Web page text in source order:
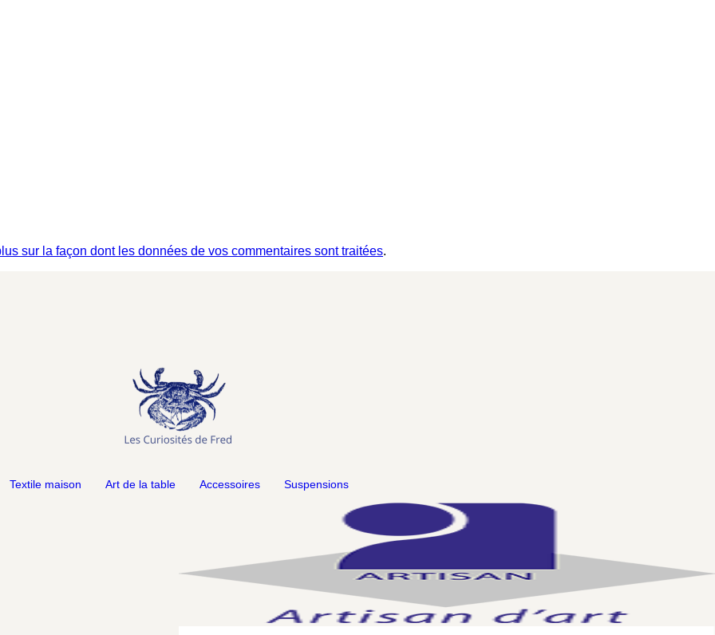
sur la façon dont les données de vos commentaires sont traitées.
Textile maison Art de la table Accessoires Suspensions